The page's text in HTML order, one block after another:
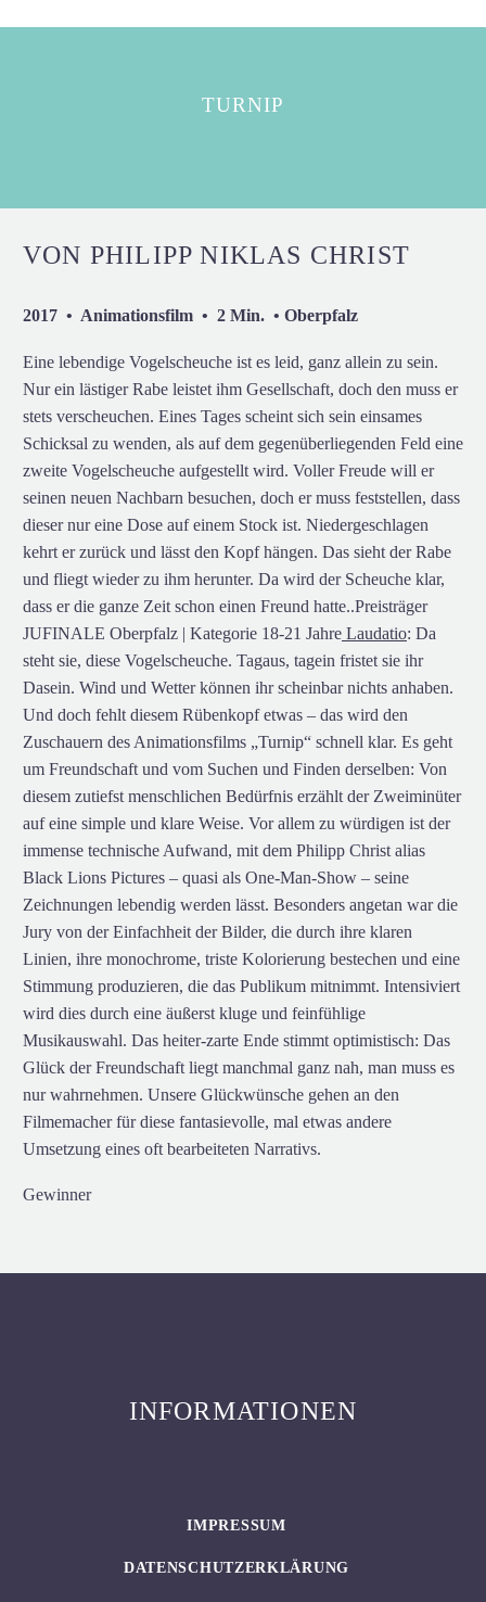
TURNIP
VON PHILIPP NIKLAS CHRIST
2017 • Animationsfilm • 2 Min. • Oberpfalz
Eine lebendige Vogelscheuche ist es leid, ganz allein zu sein.
Nur ein lästiger Rabe leistet ihm Gesellschaft, doch den muss er
stets verscheuchen. Eines Tages scheint sich sein einsames
Schicksal zu wenden, als auf dem gegenüberliegenden Feld eine
zweite Vogelscheuche aufgestellt wird. Voller Freude will er
seinen neuen Nachbarn besuchen, doch er muss feststellen, dass
dieser nur eine Dose auf einem Stock ist. Niedergeschlagen
kehrt er zurück und lässt den Kopf hängen. Das sieht der Rabe
und fliegt wieder zu ihm herunter. Da wird der Scheuche klar,
dass er die ganze Zeit schon einen Freund hatte..Preisträger
JUFINALE Oberpfalz | Kategorie 18-21 Jahre Laudatio: Da
steht sie, diese Vogelscheuche. Tagaus, tagein fristet sie ihr
Dasein. Wind und Wetter können ihr scheinbar nichts anhaben.
Und doch fehlt diesem Rübenkopf etwas – das wird den
Zuschauern des Animationsfilms „Turnip“ schnell klar. Es geht
um Freundschaft und vom Suchen und Finden derselben: Von
diesem zutiefst menschlichen Bedürfnis erzählt der Zweiminüter
auf eine simple und klare Weise. Vor allem zu würdigen ist der
immense technische Aufwand, mit dem Philipp Christ alias
Black Lions Pictures – quasi als One-Man-Show – seine
Zeichnungen lebendig werden lässt. Besonders angetan war die
Jury von der Einfachheit der Bilder, die durch ihre klaren
Linien, ihre monochrome, triste Kolorierung bestechen und eine
Stimmung produzieren, die das Publikum mitnimmt. Intensiviert
wird dies durch eine äußerst kluge und feinfühlige
Musikauswahl. Das heiter-zarte Ende stimmt optimistisch: Das
Glück der Freundschaft liegt manchmal ganz nah, man muss es
nur wahrnehmen. Unsere Glückwünsche gehen an den
Filmemacher für diese fantasievolle, mal etwas andere
Umsetzung eines oft bearbeiteten Narrativs.
Gewinner
INFORMATIONEN
IMPRESSUM
DATENSCHUTZERKLÄRUNG